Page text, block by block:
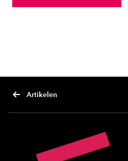
Artikelen